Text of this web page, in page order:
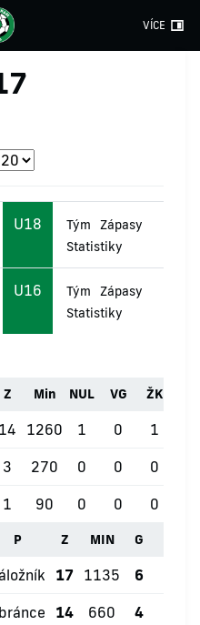
VÍCE
U18 Tým
Zápasy
Statistiky
U16 Tým
Zápasy
Statistiky
Z Min NUL VG ŽK
14 1260 1 0 1
3 270 0 0 0
1 90 0 0 0
P Z MIN G
17 1135 6
14 660 4